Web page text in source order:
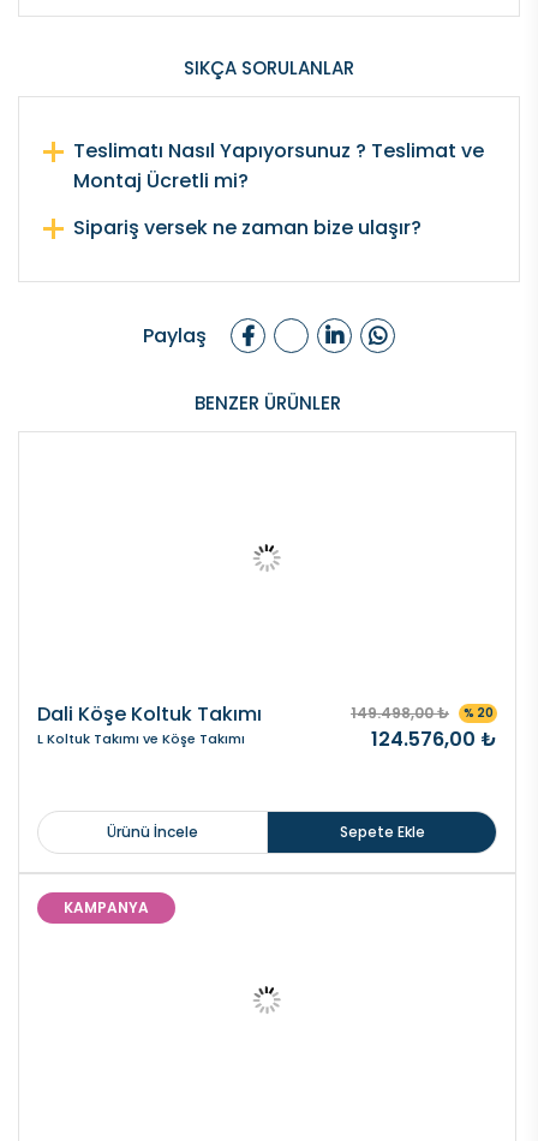
SIKÇA SORULANLAR
Teslimatı Nasıl Yapıyorsunuz ? Teslimat ve
Montaj Ücretli mi?
Sipariş versek ne zaman bize ulaşır?
Paylaş
BENZER ÜRÜNLER
Dali Köşe Koltuk Takımı
L Koltuk Takımı ve Köşe Takımı
149.498,00 ₺ % 20
124.576,00 ₺
Ürünü İncele Sepete Ekle
KAMPANYA